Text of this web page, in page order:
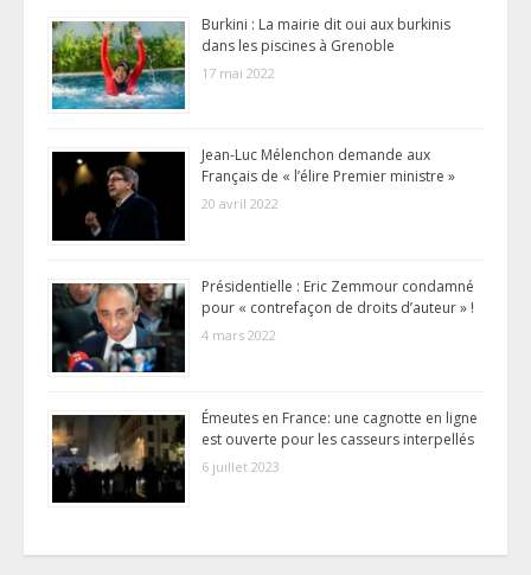
Burkini : La mairie dit oui aux burkinis
dans les piscines à Grenoble
17 mai 2022
Jean-Luc Mélenchon demande aux
Français de « l’élire Premier ministre »
20 avril 2022
Présidentielle : Eric Zemmour condamné
pour « contrefaçon de droits d’auteur » !
4 mars 2022
Émeutes en France: une cagnotte en ligne
est ouverte pour les casseurs interpellés
6 juillet 2023